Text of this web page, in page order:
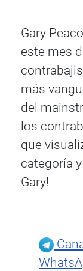
Gary
este mes
más
del
los
que
categoría
Gary!